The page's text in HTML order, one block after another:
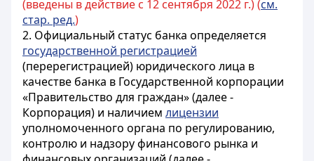
(введены в действие с 12 сентября 2022 г.) (см.
стар. ред.)
2. Официальный статус банка определяется
государственной регистрацией
(перерегистрацией) юридического лица в
качестве банка в Государственной корпорации
«Правительство для граждан» (далее -
Корпорация) и наличием лицензии
уполномоченного органа по регулированию,
контролю и надзору финансового рынка и